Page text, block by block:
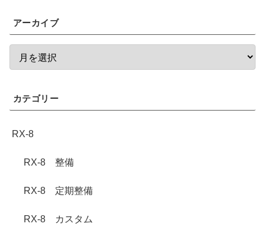
アーカイブ
カテゴリー
RX-8
RX-8 整備
RX-8 定期整備
RX-8 カスタム